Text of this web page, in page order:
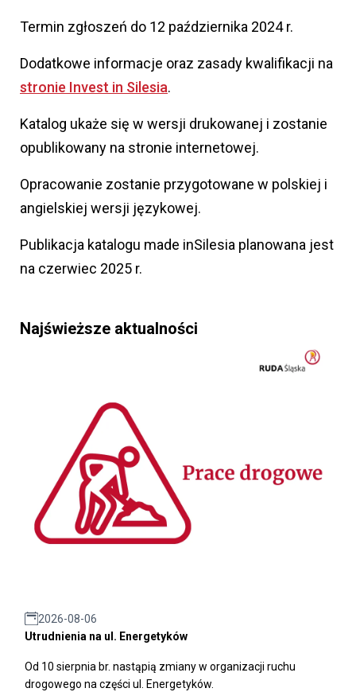
Termin zgłoszeń do 12 października 2024 r.
Dodatkowe informacje oraz zasady kwalifikacji na
stronie Invest in Silesia.
Katalog ukaże się w wersji drukowanej i zostanie
opublikowany na stronie internetowej.
Opracowanie zostanie przygotowane w polskiej i
angielskiej wersji językowej.
Publikacja katalogu made inSilesia planowana jest
na czerwiec 2025 r.
Najświeższe aktualności
2026-08-06
Utrudnienia na ul. Energetyków
Od 10 sierpnia br. nastąpią zmiany w organizacji ruchu
drogowego na części ul. Energetyków.